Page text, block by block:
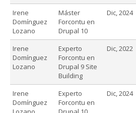
Irene
Domínguez
Lozano
Máster
Forcontu en
Drupal 10
Dic, 2024
Irene
Domínguez
Lozano
Experto
Forcontu en
Drupal 9 Site
Building
Dic, 2022
Irene
Domínguez
Experto
Forcontu en
Dic, 2024